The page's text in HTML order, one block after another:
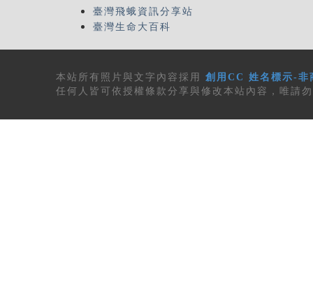
臺灣飛蛾資訊分享站
臺灣生命大百科
本站所有 照片與文字內容 採用 創用CC 姓名標示-
任何人皆可依授權條款分享與修改本站內容，唯請